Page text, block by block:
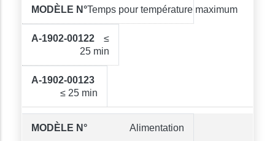
Temps pour température maximum
≤
25 min
≤ 25 min
Alimentation